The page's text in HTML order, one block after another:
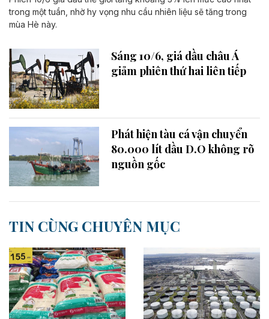
trong một tuần, nhờ hy vọng nhu cầu nhiên liệu sẽ tăng trong
mùa Hè này.
Sáng 10/6, giá dầu châu Á
giảm phiên thứ hai liên tiếp
Phát hiện tàu cá vận chuyển
80.000 lít dầu D.O không rõ
nguồn gốc
TIN CÙNG CHUYÊN MỤC